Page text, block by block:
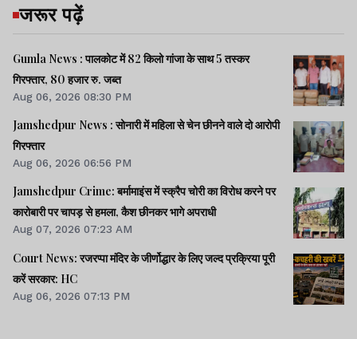
जरूर पढ़ें
Gumla News : पालकोट में 82 किलो गांजा के साथ 5 तस्कर
गिरफ्तार, 80 हजार रु. जब्त
Aug 06, 2026 08:30 PM
Jamshedpur News : सोनारी में महिला से चेन छीनने वाले दो आरोपी
गिरफ्तार
Aug 06, 2026 06:56 PM
Jamshedpur Crime: बर्मामाइंस में स्क्रैप चोरी का विरोध करने पर
कारोबारी पर चापड़ से हमला, कैश छीनकर भागे अपराधी
Aug 07, 2026 07:23 AM
Court News: रजरप्पा मंदिर के जीर्णोद्धार के लिए जल्द प्रक्रिया पूरी
करें सरकार: HC
Aug 06, 2026 07:13 PM